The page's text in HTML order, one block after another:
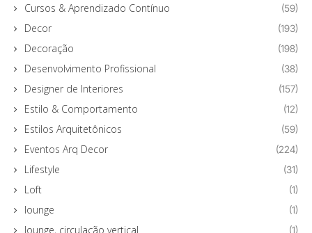
Cursos & Aprendizado Contínuo (59)
Decor (193)
Decoração (198)
Desenvolvimento Profissional (38)
Designer de Interiores (157)
Estilo & Comportamento (12)
Estilos Arquitetônicos (59)
Eventos Arq Decor (224)
Lifestyle (31)
Loft (1)
lounge (1)
lounge, circulação vertical (1)